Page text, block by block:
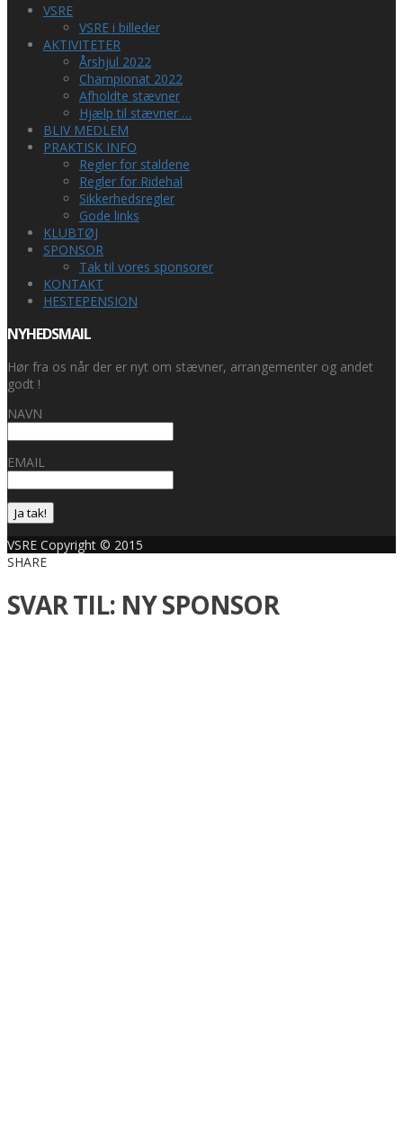
VSRE
VSRE i billeder
AKTIVITETER
Årshjul 2022
Championat 2022
Afholdte stævner
Hjælp til stævner …
BLIV MEDLEM
PRAKTISK INFO
Regler for staldene
Regler for Ridehal
Sikkerhedsregler
Gode links
KLUBTØJ
SPONSOR
Tak til vores sponsorer
KONTAKT
HESTEPENSION
NYHEDSMAIL
Hør fra os når der er nyt om stævner, arrangementer og andet
godt !
NAVN
EMAIL
Ja tak!
VSRE Copyright © 2015
SHARE
SVAR TIL: NY SPONSOR